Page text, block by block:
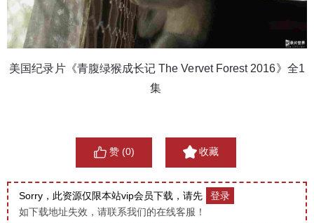
美国纪录片《青腹绿猴成长记 The Vervet Forest 2016》全1
集
赞 (0) 收藏
Sorry，此资源仅限本站vip会员下载，请先
登录
如下载地址失效，请联系我们的在线客服！